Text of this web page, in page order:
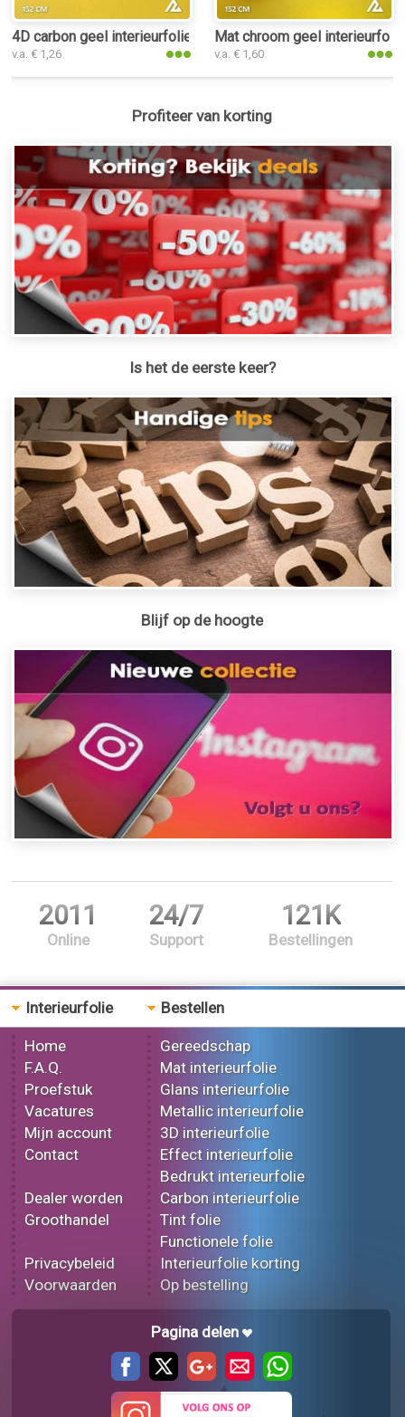
4D carbon geel interieurfolie
v.a. € 1,26
Mat chroom geel interieurfolie
v.a. € 1,60
Profiteer van korting
Is het de eerste keer?
Blijf op de hoogte
2011
Online
24/7
Support
121K
Bestellingen
Interieurfolie
Home
F.A.Q.
Proefstuk
Vacatures
Mijn account
Contact
Dealer worden
Groothandel
Privacybeleid
Voorwaarden
Bestellen
Gereedschap
Mat interieurfolie
Glans interieurfolie
Metallic interieurfolie
3D interieurfolie
Effect interieurfolie
Bedrukt interieurfolie
Carbon interieurfolie
Tint folie
Functionele folie
Interieurfolie korting
Op bestelling
Pagina delen